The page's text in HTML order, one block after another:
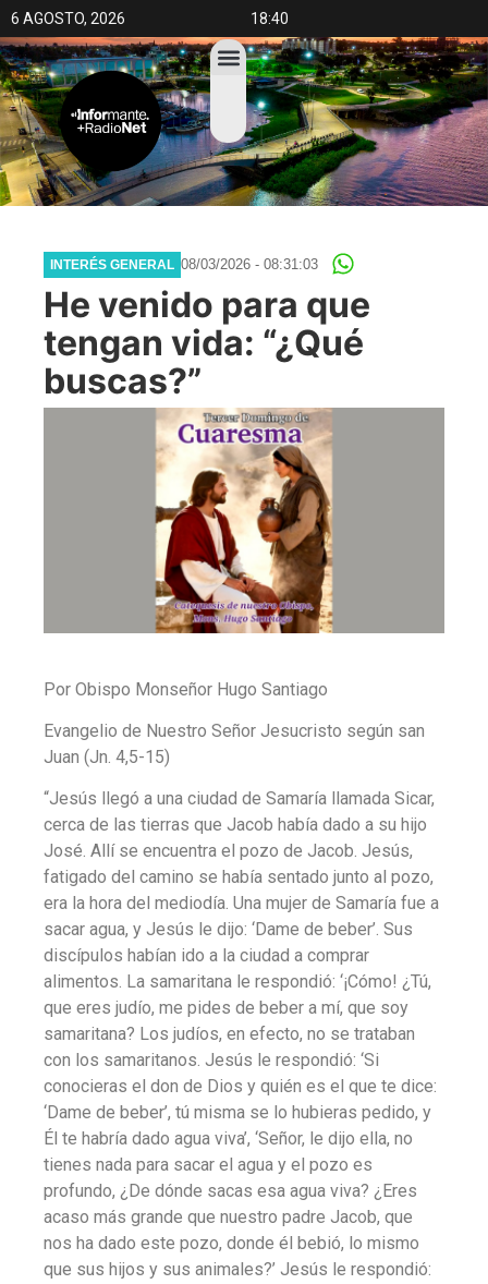
6 AGOSTO, 2026 18:40
INTERÉS GENERAL 08/03/2026 - 08:31:03
He venido para que
tengan vida: “¿Qué
buscas?”
Por Obispo Monseñor Hugo Santiago
Evangelio de Nuestro Señor Jesucristo según san
Juan (Jn. 4,5-15)
“Jesús llegó a una ciudad de Samaría llamada Sicar,
cerca de las tierras que Jacob había dado a su hijo
José. Allí se encuentra el pozo de Jacob. Jesús,
fatigado del camino se había sentado junto al pozo,
era la hora del mediodía. Una mujer de Samaría fue a
sacar agua, y Jesús le dijo: ‘Dame de beber’. Sus
discípulos habían ido a la ciudad a comprar
alimentos. La samaritana le respondió: ‘¡Cómo! ¿Tú,
que eres judío, me pides de beber a mí, que soy
samaritana? Los judíos, en efecto, no se trataban
con los samaritanos. Jesús le respondió: ‘Si
conocieras el don de Dios y quién es el que te dice:
‘Dame de beber’, tú misma se lo hubieras pedido, y
Él te habría dado agua viva’, ‘Señor, le dijo ella, no
tienes nada para sacar el agua y el pozo es
profundo, ¿De dónde sacas esa agua viva? ¿Eres
acaso más grande que nuestro padre Jacob, que
nos ha dado este pozo, donde él bebió, lo mismo
que sus hijos y sus animales?’ Jesús le respondió: